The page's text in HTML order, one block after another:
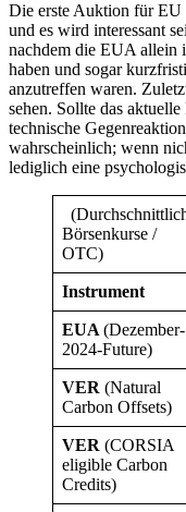
Die erste Auktion für EU
und es wird interessant
nachdem die EUA allein
haben und sogar
anzutreffen waren.
sehen. Sollte das
technische
wahrscheinlich; wenn
lediglich eine
Börsenkurse /
OTC)
Instrument
EUA (Dezember-
2024-Future)
VER (Natural
Carbon Offsets)
VER (CORSIA
eligible Carbon
Credits)